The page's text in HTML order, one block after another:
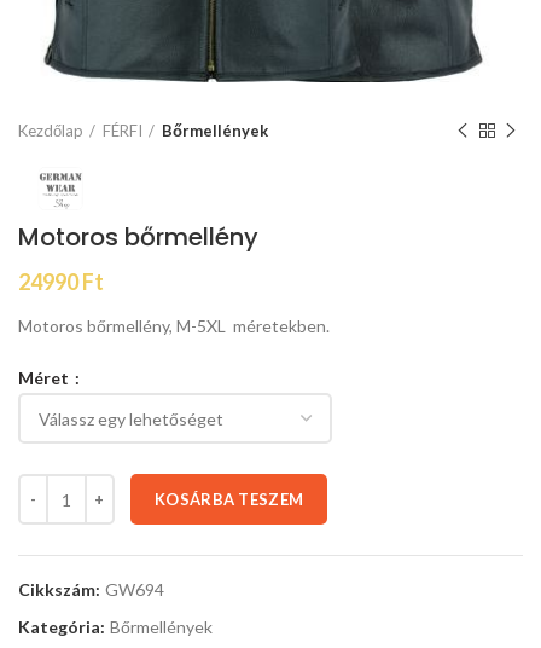
Kezdőlap FÉRFI Bőrmellények
Motoros bőrmellény
24990Ft
Motoros bőrmellény, M-5XL méretekben.
Méret
KOSÁRBA TESZEM
Cikkszám: GW694
Kategória: Bőrmellények